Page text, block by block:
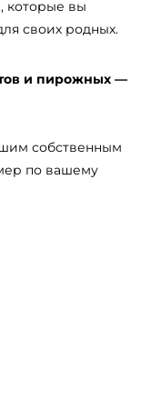
которые вы
своих родных.
и пирожных —
собственным
по вашему